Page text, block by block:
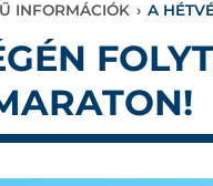
INFORMÁCIÓK › A